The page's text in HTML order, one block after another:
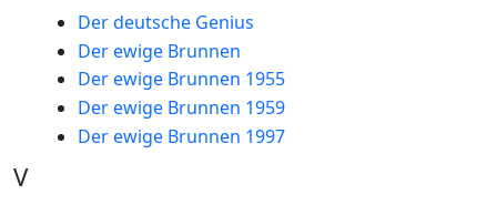
Der deutsche Genius
Der ewige Brunnen
Der ewige Brunnen 1955
Der ewige Brunnen 1959
Der ewige Brunnen 1997
V